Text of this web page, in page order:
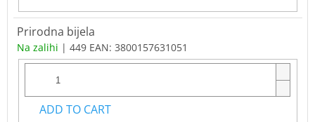
Prirodna bijela
Na zalihi | 449 EAN: 3800157631051
ADD TO CART